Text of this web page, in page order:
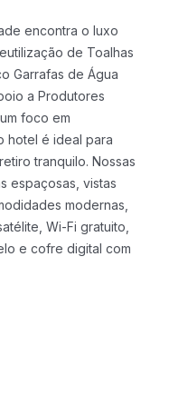
encontra o luxo
de Toalhas
Garrafas de Água
a Produtores
foco em
hotel é ideal para
tranquilo. Nossas
espaçosas, vistas
modernas,
Wi-Fi gratuito,
e cofre digital com